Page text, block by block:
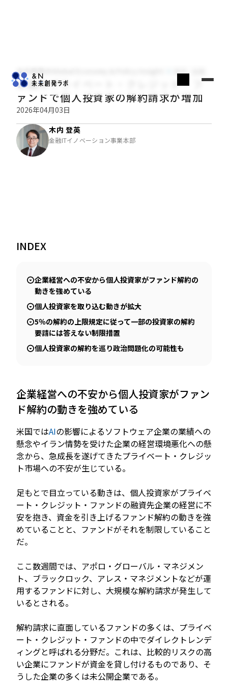
木内登英のGlobal Economy & Policy Insight
米国のプライベート・クレジット・フ
ァンドで個人投資家の解約請求が増加
2026年04月03日
木内 登英
金融ITイノベーション事業本部
INDEX
企業経営への不安から個人投資家がファンド解約の
動きを強めている
個人投資家を取り込む動きが拡大
5％の解約の上限規定に従って一部の投資家の解約
要請には答えない制限措置
個人投資家の解約を巡り政治問題化の可能性も
企業経営への不安から個人投資家がファン
ド解約の動きを強めている
米国ではAIの影響によるソフトウェア企業の業績への
懸念やイラン情勢を受けた企業の経営環境悪化への懸
念から、急成長を遂げてきたプライベート・クレジッ
ト市場への不安が生じている。
足もとで目立っている動きは、個人投資家がプライベ
ート・クレジット・ファンドの融資先企業の経営に不
安を抱き、資金を引き上げるファンド解約の動きを強
めていることと、ファンドがそれを制限していること
だ。
ここ数週間では、アポロ・グローバル・マネジメン
ト、ブラックロック、アレス・マネジメントなどが運
用するファンドに対し、大規模な解約請求が発生して
いるとされる。
解約請求に直面しているファンドの多くは、プライベ
ート・クレジット・ファンドの中でダイレクトレンデ
ィングと呼ばれる分野だ。これは、比較的リスクの高
い企業にファンドが資金を貸し付けるものであり、そ
うした企業の多くは未公開企業である。